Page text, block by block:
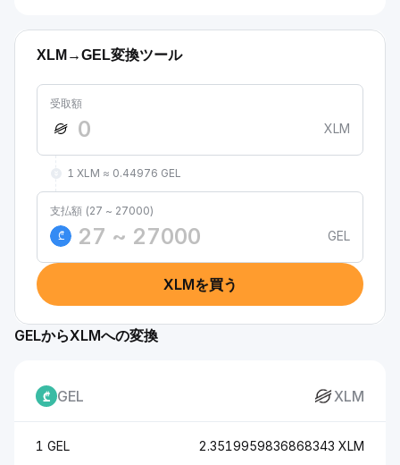
XLM→GEL変換ツール
受取額
XLM
1 XLM ≈ 0.44976 GEL
支払額 (27 ~ 27000)
₾
GEL
XLMを買う
GELからXLMへの変換
GEL XLM
1 GEL 2.3519959836868343 XLM